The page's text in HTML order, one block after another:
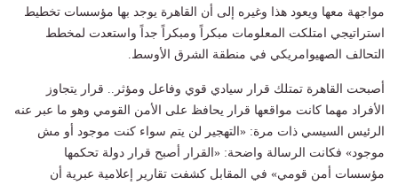
مواجهة معها ويعود هذا وغيره إلى أن القاهرة يوجد بها مؤسسات تخطيط
استراتيجي امتلكت المعلومات مبكراً ومبكراً جداً واستعدت لمخطط
التحالف الصهيوامريكي في منطقة الشرق الأوسط.
أصبحت القاهرة تمتلك قرار سيادي قوي وفاعل ومؤثر.. قرار يتجاوز
الأفراد مهما كانت مواقعها قرار يحافظ على الأمن القومي وهو ما عبر عنه
الرئيس السيسي ذات مرة: «التهجير لن يتم سواء كنت موجود أو مش
موجود» فكانت الرسالة واضحة: «القرار أصبح قرار دولة تحكمها
مؤسسات أمن قومي» في المقابل كشفت تقارير إعلامية عبرية أن